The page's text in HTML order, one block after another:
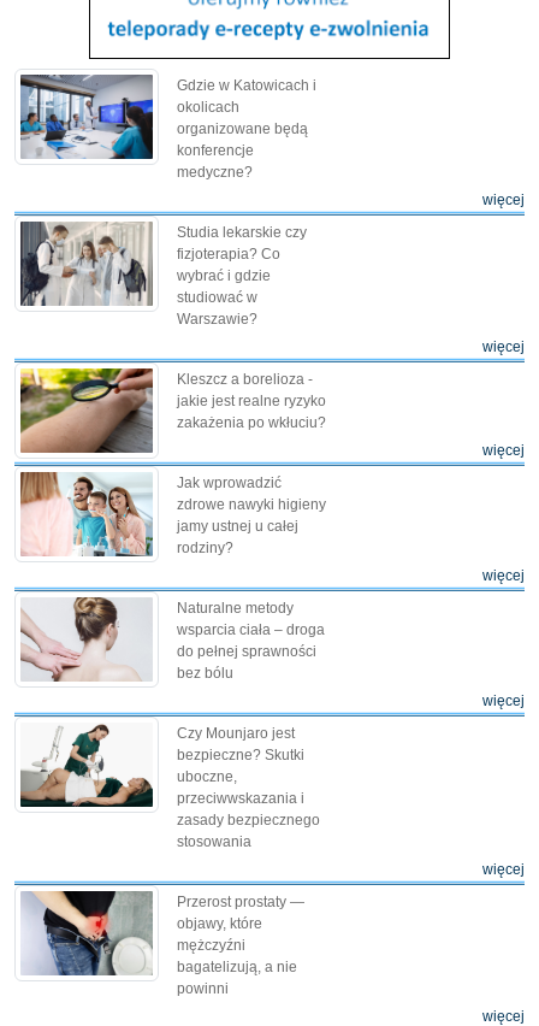
Gdzie w Katowicach i
okolicach
organizowane będą
konferencje
medyczne?
więcej
Studia lekarskie czy
fizjoterapia? Co
wybrać i gdzie
studiować w
Warszawie?
więcej
Kleszcz a borelioza -
jakie jest realne ryzyko
zakażenia po wkłuciu?
więcej
Jak wprowadzić
zdrowe nawyki higieny
jamy ustnej u całej
rodziny?
więcej
Naturalne metody
wsparcia ciała – droga
do pełnej sprawności
bez bólu
więcej
Czy Mounjaro jest
bezpieczne? Skutki
uboczne,
przeciwwskazania i
zasady bezpiecznego
stosowania
więcej
Przerost prostaty —
objawy, które
mężczyźni
bagatelizują, a nie
powinni
więcej